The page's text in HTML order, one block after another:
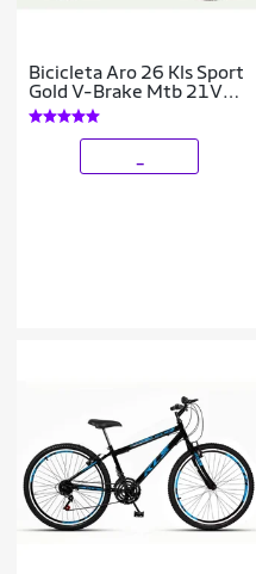
Bicicleta Aro 26 Kls Sport
Gold V-Brake Mtb 21V
Feminina